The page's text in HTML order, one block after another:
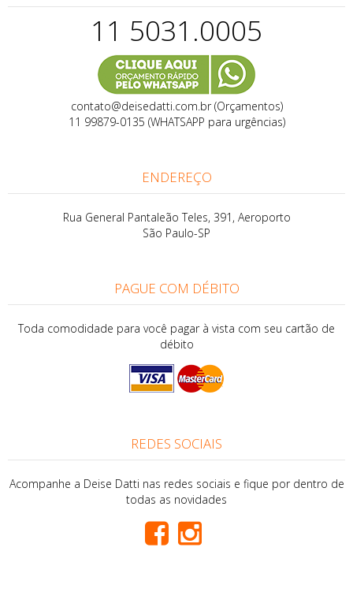
11 5031.0005
contato@deisedatti.com.br (Orçamentos)
11 99879-0135 (WHATSAPP para urgências)
ENDEREÇO
Rua General Pantaleão Teles, 391, Aeroporto
São Paulo-SP
PAGUE COM DÉBITO
Toda comodidade para você pagar à vista com seu cartão de
débito
REDES SOCIAIS
Acompanhe a Deise Datti nas redes sociais e fique por dentro de
todas as novidades